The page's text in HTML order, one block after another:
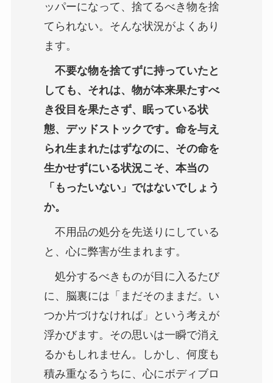
ッパーになって、捨てるべき物を捨
てられない。そんな状況がよくあり
ます。
不要な物を捨てずに持っていたと
しても、それは、物が本来果たすべ
き役目を果たさず、眠っている状
態、デッドストックです。命を与え
られ生まれたはずなのに、その命を
生かせずにいる状況こそ、本当の
「もったいない」ではないでしょう
か。
不用品の処分を先送りにしている
と、心に弊害が生まれます。
処分するべきものが目に入るたび
に、脳裏には「まだそのままだ。い
つか片づけなければ」という考えが
浮かびます。その思いは一瞬で消え
るかもしれません。しかし、何度も
積み重なるうちに、心にボディブロ